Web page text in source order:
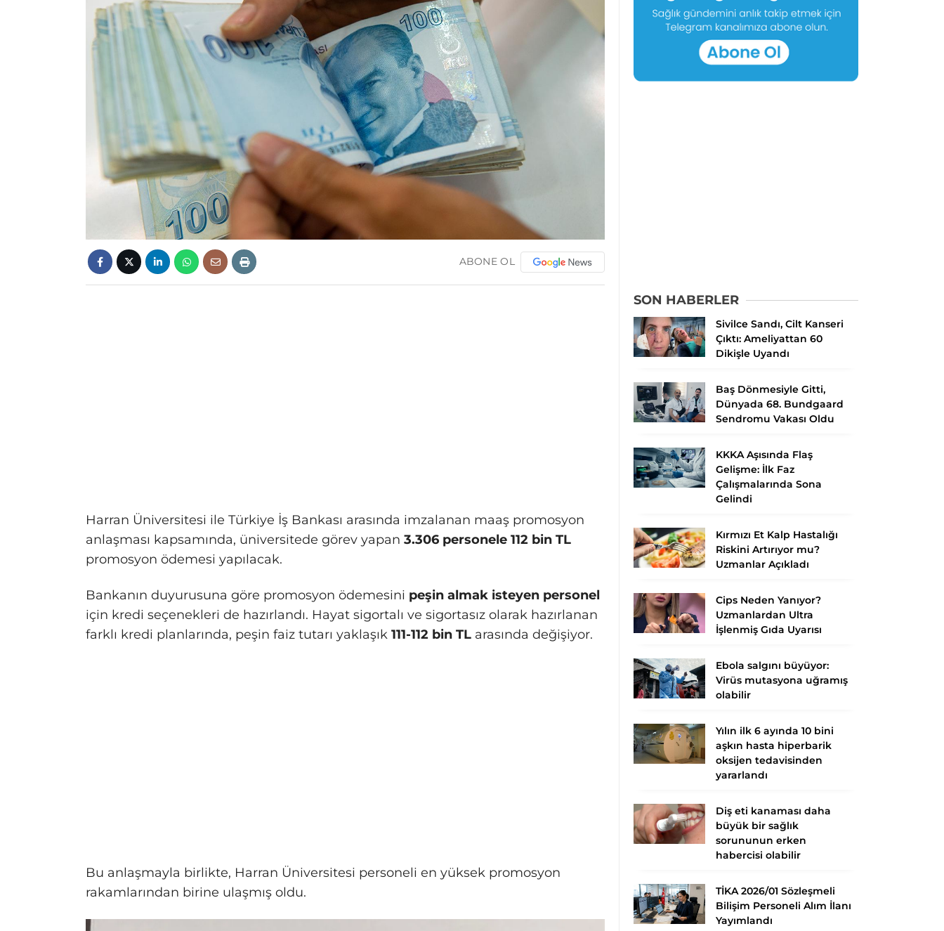
ABONE OL
Harran Üniversitesi ile Türkiye İş Bankası arasında imzalanan maaş promosyon
anlaşması kapsamında, üniversitede görev yapan 3.306 personele 112 bin TL
promosyon ödemesi yapılacak.
Bankanın duyurusuna göre promosyon ödemesini peşin almak isteyen personel
için kredi seçenekleri de hazırlandı. Hayat sigortalı ve sigortasız olarak hazırlanan
farklı kredi planlarında, peşin faiz tutarı yaklaşık 111-112 bin TL arasında değişiyor.
Bu anlaşmayla birlikte, Harran Üniversitesi personeli en yüksek promosyon
rakamlarından birine ulaşmış oldu.
SON HABERLER
Sivilce Sandı, Cilt Kanseri
Çıktı: Ameliyattan 60
Dikişle Uyandı
Baş Dönmesiyle Gitti,
Dünyada 68. Bundgaard
Sendromu Vakası Oldu
KKKA Aşısında Flaş
Gelişme: İlk Faz
Çalışmalarında Sona
Gelindi
Kırmızı Et Kalp Hastalığı
Riskini Artırıyor mu?
Uzmanlar Açıkladı
Cips Neden Yanıyor?
Uzmanlardan Ultra
İşlenmiş Gıda Uyarısı
Ebola salgını büyüyor:
Virüs mutasyona uğramış
olabilir
Yılın ilk 6 ayında 10 bini
aşkın hasta hiperbarik
oksijen tedavisinden
yararlandı
Diş eti kanaması daha
büyük bir sağlık
sorununun erken
habercisi olabilir
TİKA 2026/01 Sözleşmeli
Bilişim Personeli Alım İlanı
Yayımlandı